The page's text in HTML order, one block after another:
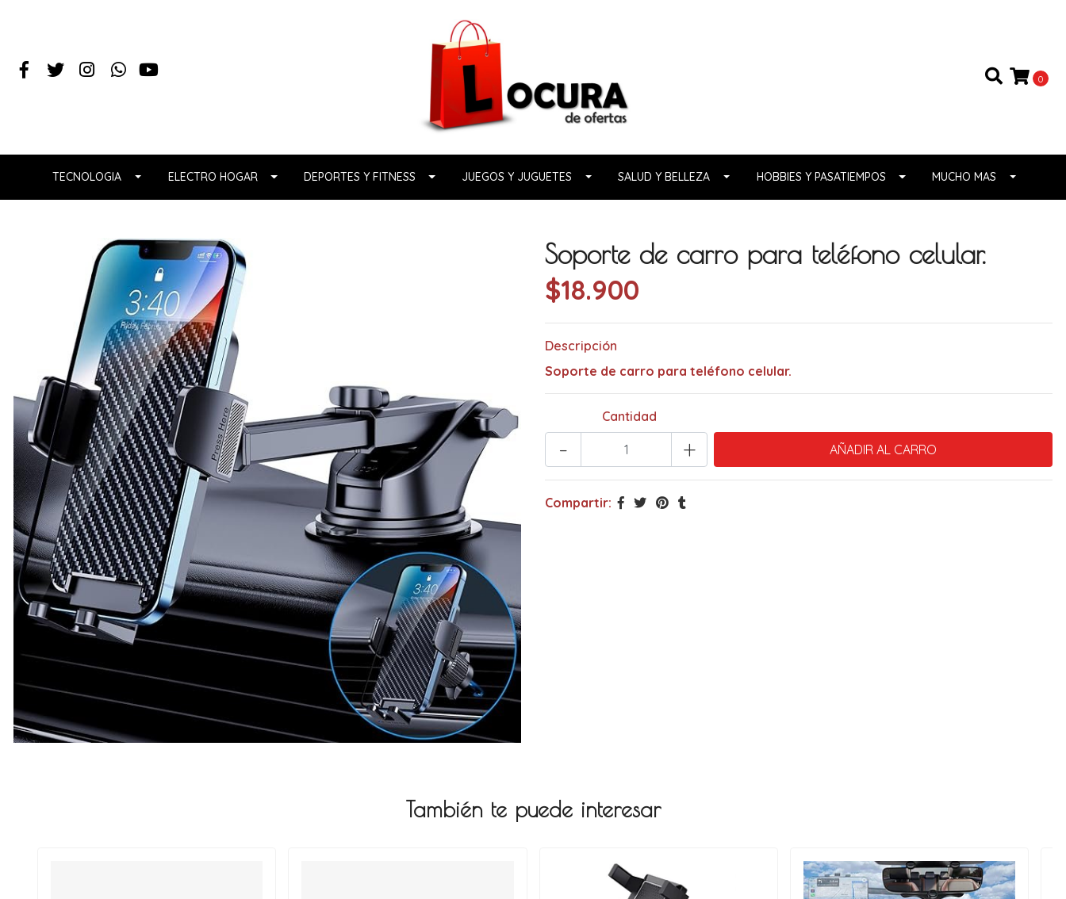
0
TECNOLOGIA ELECTRO HOGAR DEPORTES Y FITNESS JUEGOS Y JUGUETES SALUD Y BELLEZA HOBBIES Y PASATIEMPOS MUCHO MAS
Soporte de carro para teléfono celular.
$18.900
Descripción
Soporte de carro para teléfono celular.
Cantidad
+
-
Compartir:
También te puede interesar